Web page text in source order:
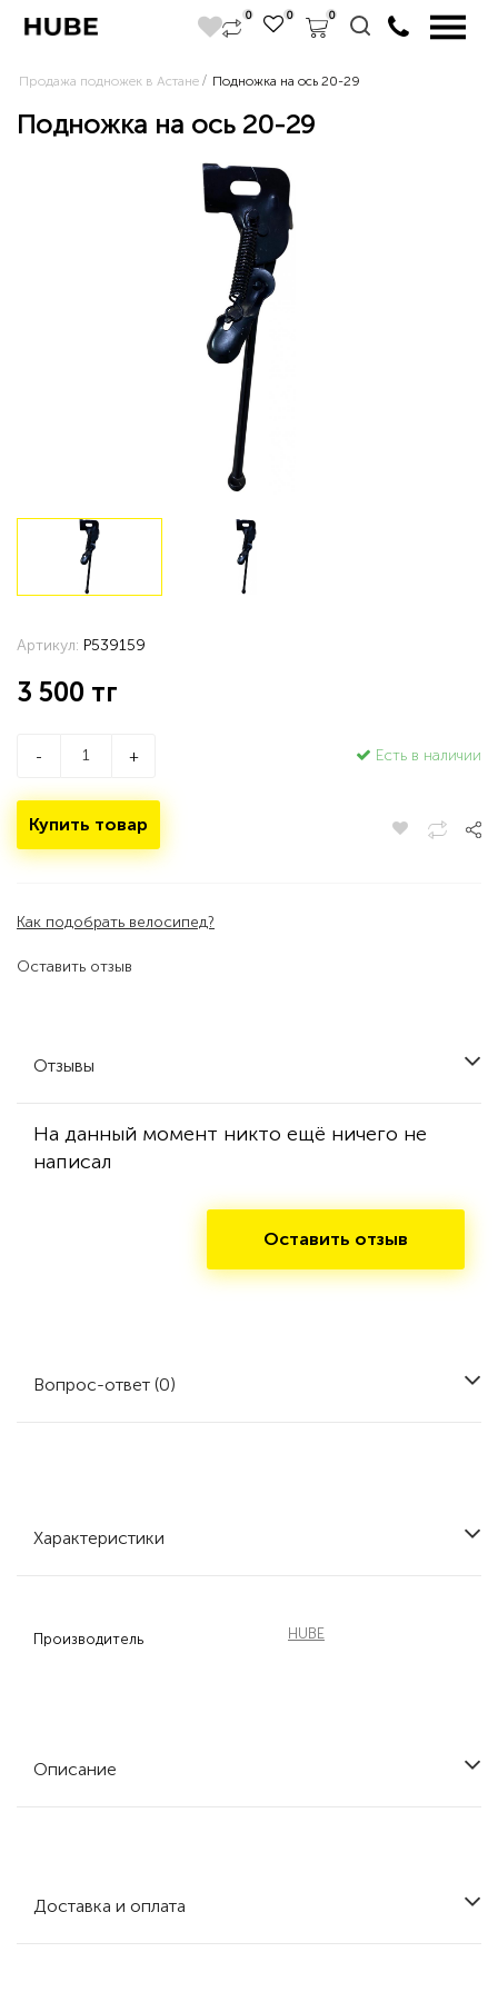
0 0 0
Продажа подножек в Астане Подножка на ось 20-29
Подножка на ось 20-29
Оставить отзыв
Артикул: P539159
3 500 тг
- + Есть в наличии
Купить товар
Как подобрать велосипед?
Отзывы
На данный момент никто ещё ничего не
написал
Оставить отзыв
Вопрос-ответ (0)
Характеристики
Производитель HUBE
Описание
Доставка и оплата